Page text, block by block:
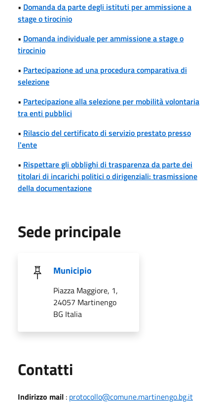
• Domanda da parte degli istituti per ammissione a
stage o tirocinio
• Domanda individuale per ammissione a stage o
tirocinio
• Partecipazione ad una procedura comparativa di
selezione
• Partecipazione alla selezione per mobilità volontaria
tra enti pubblici
• Rilascio del certificato di servizio prestato presso
l'ente
• Rispettare gli obblighi di trasparenza da parte dei
titolari di incarichi politici o dirigenziali: trasmissione
della documentazione
Sede principale
Municipio
Piazza Maggiore, 1,
24057 Martinengo
BG Italia
Contatti
Indirizzo mail : protocollo@comune.martinengo.bg.it